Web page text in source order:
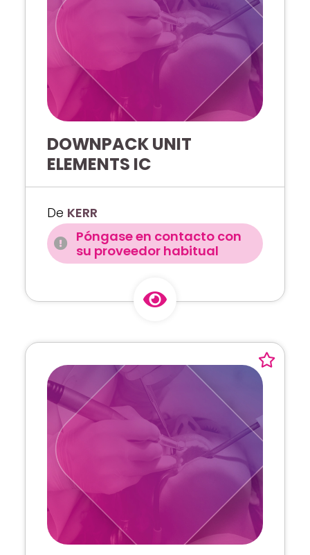
DOWNPACK UNIT
ELEMENTS IC
De KERR
Póngase en contacto con
su proveedor habitual